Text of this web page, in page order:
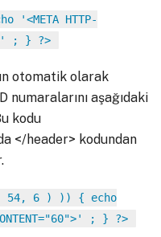
HTTP-
; } ?>
otomatik olarak
aşağıdaki
kodu
</header> kodundan
54, 6 ) )) { echo
; } ?>